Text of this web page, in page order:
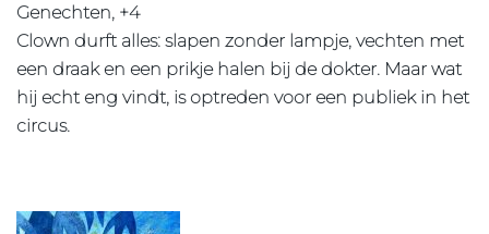
Genechten, +4
Clown durft alles: slapen zonder lampje, vechten met
een draak en een prikje halen bij de dokter. Maar wat
hij echt eng vindt, is optreden voor een publiek in het
circus.